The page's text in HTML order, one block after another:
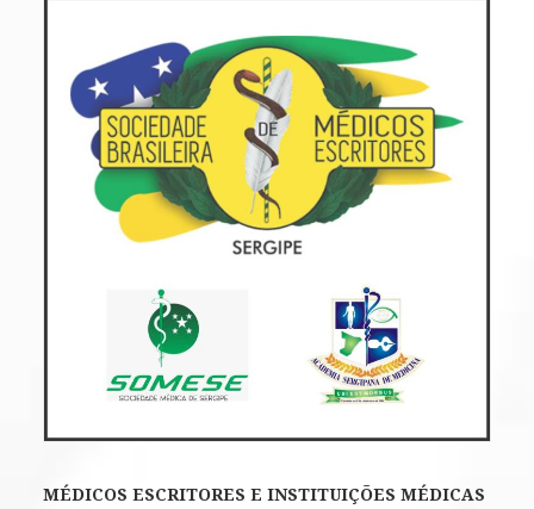
MÉDICOS ESCRITORES E INSTITUIÇÕES MÉDICAS